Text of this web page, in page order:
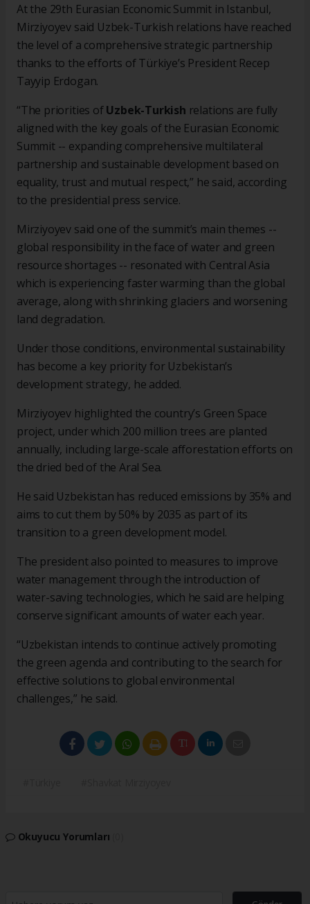
At the 29th Eurasian Economic Summit in Istanbul,
Mirziyoyev said Uzbek-Turkish relations have reached
the level of a comprehensive strategic partnership
thanks to the efforts of Türkiye’s President Recep
Tayyip Erdogan.
“The priorities ofUzbek-Turkish relations are fully
aligned with the key goals of the Eurasian Economic
Summit -- expanding comprehensive multilateral
partnership and sustainable development based on
equality, trust and mutual respect,” he said, according
to the presidential press service.
Mirziyoyev said one of the summit’s main themes --
global responsibility in the face of water and green
resource shortages -- resonated with Central Asia
which is experiencing faster warming than the global
average, along with shrinking glaciers and worsening
land degradation.
Under those conditions, environmental sustainability
has become a key priority for Uzbekistan’s
development strategy, he added.
Mirziyoyev highlighted the country’s Green Space
project, under which 200 million trees are planted
annually, including large-scale afforestation efforts on
the dried bed of the Aral Sea.
He said Uzbekistan has reduced emissions by 35% and
aims to cut them by 50% by 2035 as part of its
transition to a green development model.
The president also pointed to measures to improve
water management through the introduction of
water-saving technologies, which he said are helping
conserve significant amounts of water each year.
“Uzbekistan intends to continue actively promoting
the green agenda and contributing to the search for
effective solutions to global environmental
challenges,” he said.
Okuyucu Yorumları